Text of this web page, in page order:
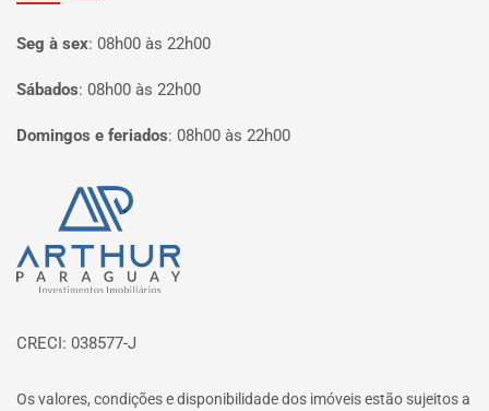
Seg à sex: 08h00 às 22h00
Sábados: 08h00 às 22h00
Domingos e feriados: 08h00 às 22h00
Página inicial
CRECI: 038577-J
Os valores, condições e disponibilidade dos imóveis estão sujeitos a